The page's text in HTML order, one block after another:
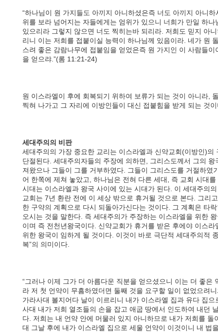
“하나님이 원 가지들도 아끼지 아니하셨은즉 너도 아끼지 아니
위를 보라 넘어지는 자들에게는 엄위가 있으니 너희가 만일 하
있으리라 그렇지 않으면 너도 찍히는바 되리라. 저희도 믿지 아
리니 이는 저희를 접붙이실 능력이 하나님께 있음이라. 네가 원
스려 좋은 감람나무에 접붙임을 얻었은즉 원 가지인 이 사람들
을 얻으랴.”(롬 11:21-24)
원 이스라엘이 후에 회복되기 위하여 보류가 되는 것이 아니라,
찍혀 나가고 그 자리에 이방인들이 대신 접붙힘을 받게 되는 것
세대주의의 비판
세대주의의 가장 중요한 교리는 이스라엘과 신약교회(이방인)의
단절된다. 세대주의자들의 주장에 의하면, 그리스도께서 그의
져왔으나 그들이 그를 거부하였다. 그들이 그리스도를 거절하였
어 한쪽에 제쳐 놓았고, 하나님은 전혀 다른 세대, 즉 교회 시대
시대는 이스라엘과 왕국 사이에 있는 시대가 된다. 이 세대주의
교회는 7년 환란 전에 이 세상 밖으로 휴거될 것으로 본다. 그리
한 구약의 계획으로 다시 되돌아가신다는 것이다. 그 계획은 타
오시는 것을 말한다. 즉 세대주의가 주장하는 이스라엘을 위한
이며 즉 전천년왕국이다. 신약교회가 휴거를 받은 후에야 이스
위한 왕국이 임하게 될 것이다. 이것이 바로 극단적 세대주의적
복”의 의미이다.
“그러나 이제 그가 더 아름다운 직분을 얻으셨으니 이는 더 좋은
라 저 첫 언약이 무흠하였더면 둘째 것을 요구할 일이 없었으려
가라사대 볼지어다 날이 이르리니 내가 이스라엘 집과 유다 집
사대 내가 저희 열조들의 손을 잡고 애굽 땅에서 인도하여 내던
다. 저희는 내 언약 안에 머물러 있지 아니하므로 내가 저희를
대 그날 후에 내가 이스라엘 집으로 세울 언약이 이것이니 내 법